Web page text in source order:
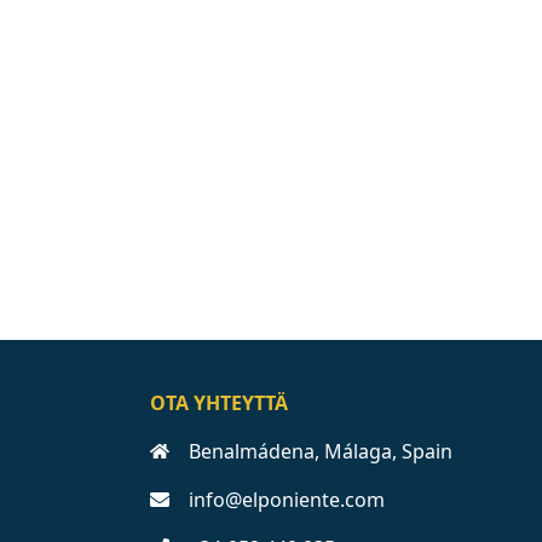
OTA YHTEYTTÄ
Benalmádena, Málaga, Spain
info@elponiente.com